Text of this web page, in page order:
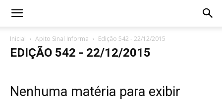
Inicial Apito Sinal Informa Edição 542 - 22/12/2015
EDIÇÃO 542 - 22/12/2015
Nenhuma matéria para exibir